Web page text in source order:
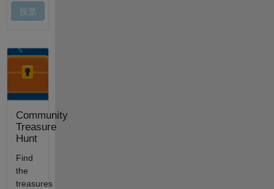
Community
Treasure
Hunt
Find
the
treasures